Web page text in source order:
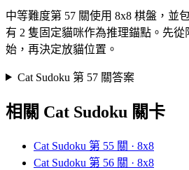
中等難度第 57 關使用 8x8 棋盤，並
有 2 隻固定貓咪作為推理錨點。先
始，再決定放貓位置。
Cat Sudoku 第 57 關答案
相關 Cat Sudoku 關卡
Cat Sudoku 第 55 關 · 8x8
Cat Sudoku 第 56 關 · 8x8